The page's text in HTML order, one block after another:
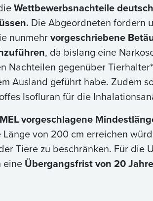
Wettbewerbsnachteile
Die Abgeordneten fordern
nunmehrvorgeschriebene
, da bislang eine
Nachteilen gegenüber
Ausland geführt habe. Zudem
Isofluran für die
vorgeschlagene
von 200 cm erreichen
Tiere zu beschränken. Für die
eineÜbergangsfrist von 20